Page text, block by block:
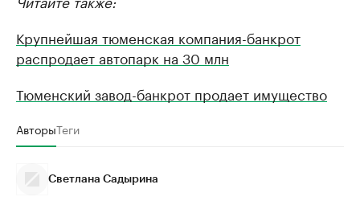
Крупнейшая тюменская компания-банкрот
распродает автопарк на 30 млн
Тюменский завод-банкрот продает имущество
АвторыТеги
Светлана Садырина